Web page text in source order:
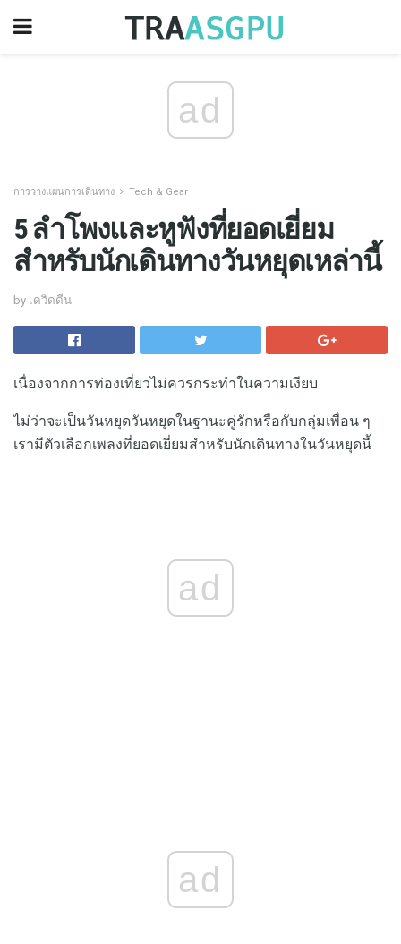
ad
การวางแผนการเดินทาง Tech & Gear
5 ลำโพงและหูฟังที่ยอดเยี่ยม
สำหรับนักเดินทางวันหยุดเหล่านี้
by เดวิดดีน
เนื่องจากการท่องเที่ยวไม่ควรกระทำในความเงียบ
ไม่ว่าจะเป็นวันหยุดวันหยุดในฐานะคู่รักหรือกับกลุ่มเพื่อน ๆ
เรามีตัวเลือกเพลงที่ยอดเยี่ยมสำหรับนักเดินทางในวันหยุดนี้
ad
ad